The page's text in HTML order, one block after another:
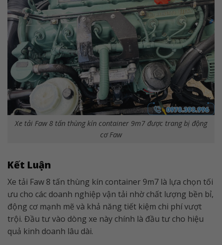
Xe tải Faw 8 tấn thùng kín container 9m7 được trang bị động
cơ Faw
Kết Luận
Xe tải Faw 8 tấn thùng kín container 9m7 là lựa chọn tối
ưu cho các doanh nghiệp vận tải nhờ chất lượng bền bỉ,
động cơ mạnh mẽ và khả năng tiết kiệm chi phí vượt
trội. Đầu tư vào dòng xe này chính là đầu tư cho hiệu
quả kinh doanh lâu dài.